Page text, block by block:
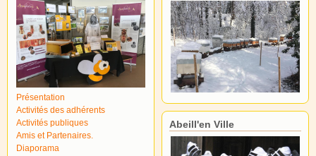
Présentation
Activités des adhérents
Activités publiques
Amis et Partenaires.
Diaporama
Abeill'en Ville